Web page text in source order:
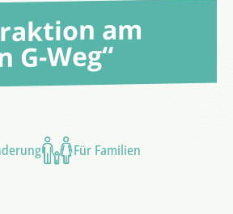
am
G-Weg“
Für Familien